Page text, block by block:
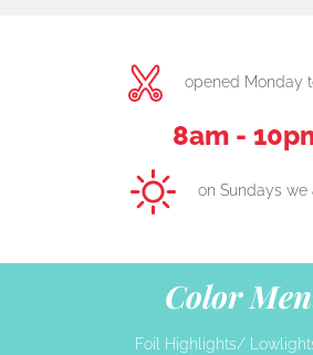
opened Monday
8am -
on Sundays we
Color
Foil Highlights/